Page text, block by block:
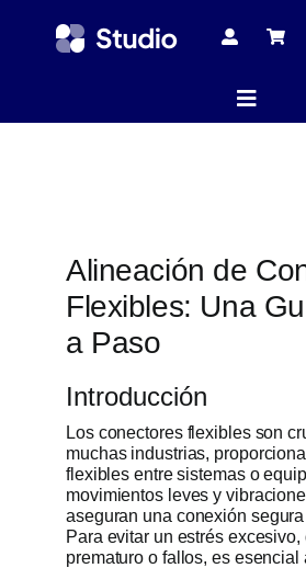
Toggle
Alineación de
Flexibles: Una
a Paso
Introducción
Los conectores flexibles son
muchas industrias,
flexibles entre sistemas o
movimientos leves y
aseguran una conexión
Para evitar un estrés excesivo,
prematuro o fallos, es esencial